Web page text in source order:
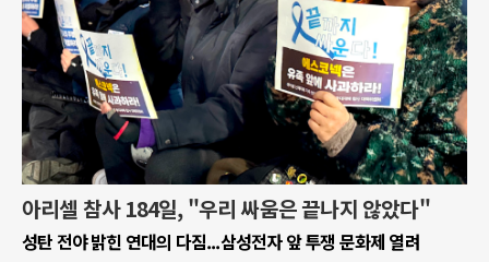
아리셀 참사 184일, "우리 싸움은 끝나지 않았다"
성탄 전야 밝힌 연대의 다짐...삼성전자 앞 투쟁 문화제 열려